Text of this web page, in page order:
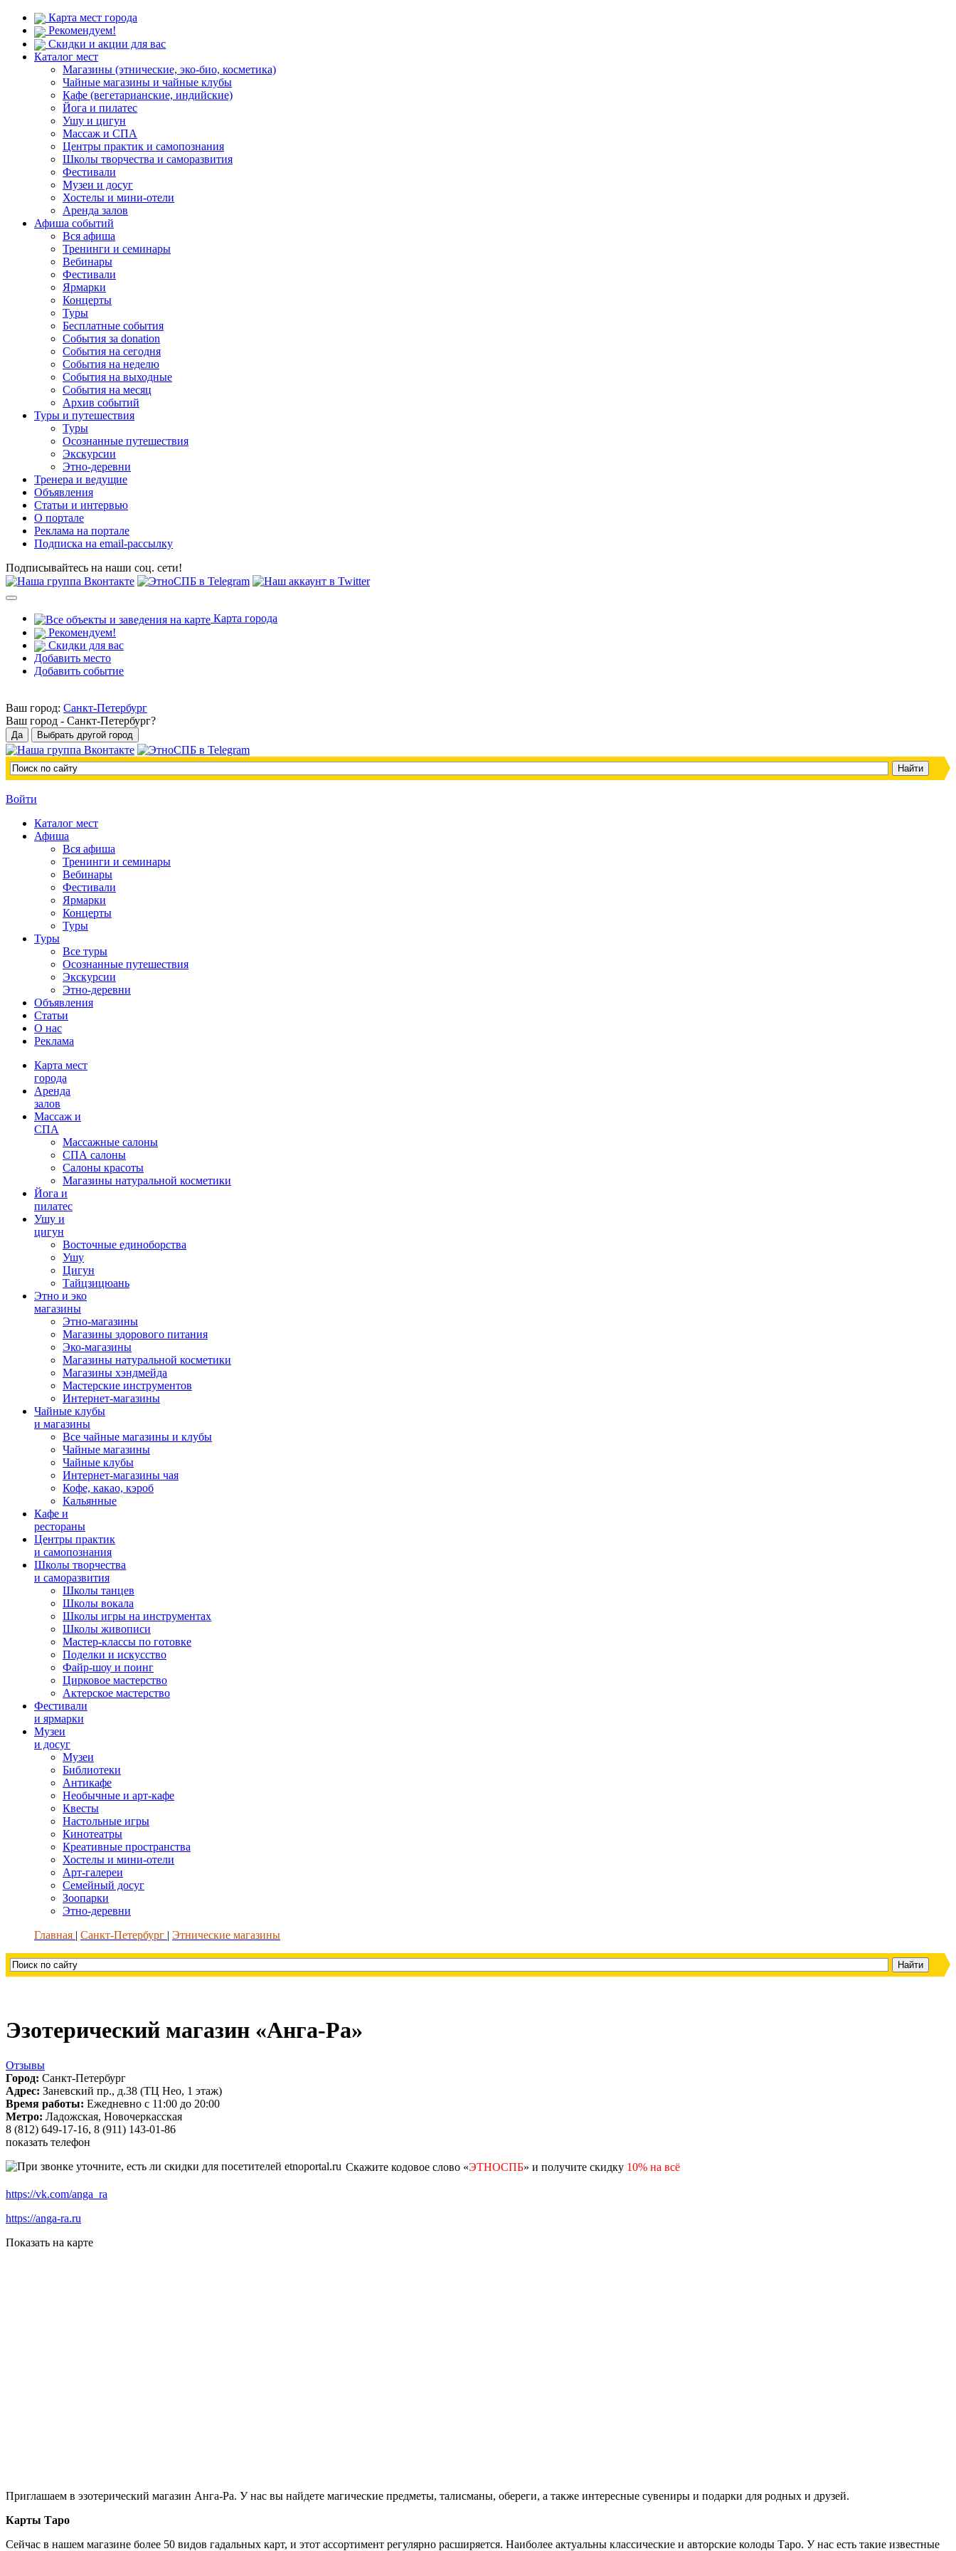
Карта мест города
Рекомендуем!
Скидки и акции для вас
Каталог мест
Магазины (этнические, эко-био, косметика)
Чайные магазины и чайные клубы
Кафе (вегетарианские, индийские)
Йога и пилатес
Ушу и цигун
Массаж и СПА
Центры практик и самопознания
Школы творчества и саморазвития
Фестивали
Музеи и досуг
Хостелы и мини-отели
Аренда залов
Афиша событий
Вся афиша
Тренинги и семинары
Вебинары
Фестивали
Ярмарки
Концерты
Туры
Бесплатные события
События за donation
События на сегодня
События на неделю
События на выходные
События на месяц
Архив событий
Туры и путешествия
Туры
Осознанные путешествия
Экскурсии
Этно-деревни
Тренера и ведущие
Объявления
Статьи и интервью
О портале
Реклама на портале
Подписка на email-рассылку
Подписывайтесь на наши соц. сети!
Карта города
Рекомендуем!
Скидки для вас
Добавить место
Добавить событие
Ваш город: Санкт-Петербург
Ваш город - Санкт-Петербург?
Войти
Каталог мест
Афиша
Вся афиша
Тренинги и семинары
Вебинары
Фестивали
Ярмарки
Концерты
Туры
Туры
Все туры
Осознанные путешествия
Экскурсии
Этно-деревни
Объявления
Статьи
О нас
Реклама
Карта мест
города
Аренда
залов
Массаж и
СПА
Массажные салоны
СПА салоны
Салоны красоты
Магазины натуральной косметики
Йога и
пилатес
Ушу и
цигун
Восточные единоборства
Ушу
Цигун
Тайцзицюань
Этно и эко
магазины
Этно-магазины
Магазины здорового питания
Эко-магазины
Магазины натуральной косметики
Магазины хэндмейда
Мастерские инструментов
Интернет-магазины
Чайные клубы
и магазины
Все чайные магазины и клубы
Чайные магазины
Чайные клубы
Интернет-магазины чая
Кофе, какао, кэроб
Кальянные
Кафе и
рестораны
Центры практик
и самопознания
Школы творчества
и саморазвития
Школы танцев
Школы вокала
Школы игры на инструментах
Школы живописи
Мастер-классы по готовке
Поделки и искусство
Файр-шоу и поинг
Цирковое мастерство
Актерское мастерство
Фестивали
и ярмарки
Музеи
и досуг
Музеи
Библиотеки
Антикафе
Необычные и арт-кафе
Квесты
Настольные игры
Кинотеатры
Креативные пространства
Хостелы и мини-отели
Арт-галереи
Семейный досуг
Зоопарки
Этно-деревни
Главная
Санкт-Петербург Этнические магазины
Эзотерический магазин «Анга-Ра»
Отзывы
Город: Санкт-Петербург
Адрес: Заневский пр., д.38 (ТЦ Нео, 1 этаж)
Время работы: Ежедневно с 11:00 до 20:00
Метро: Ладожская, Новочеркасская
8 (812) 649-17-16, 8 (911) 143-01-86
показать телефон
Скажите кодовое слово «ЭТНОСПБ» и получите скидку 10% на всё
https://vk.com/anga_ra
https://anga-ra.ru
Показать на карте
Приглашаем в эзотерический магазин Анга-Ра. У нас вы найдете магические предметы, талисманы, обереги, а также интересные сувениры и подарки для родных и друзей.
Карты Таро
Сейчас в нашем магазине более 50 видов гадальных карт, и этот ассортимент регулярно расширяется. Наиболее актуальны классические и авторские колоды Таро. У нас есть такие известные